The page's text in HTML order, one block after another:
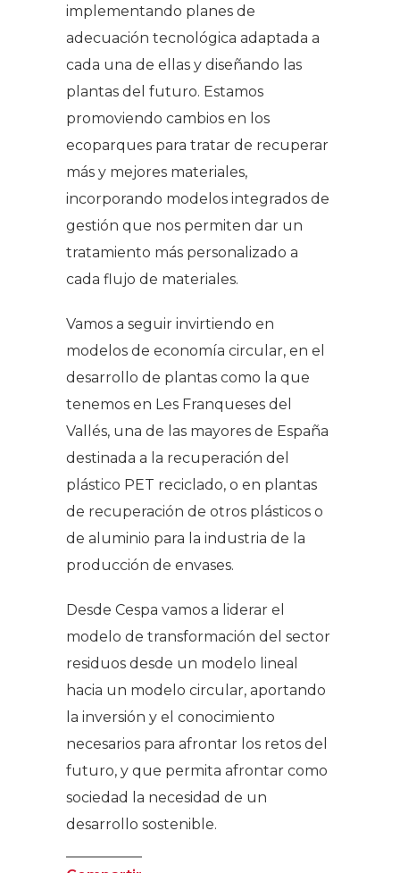
implementando planes de
adecuación tecnológica adaptada a
cada una de ellas y diseñando las
plantas del futuro. Estamos
promoviendo cambios en los
ecoparques para tratar de recuperar
más y mejores materiales,
incorporando modelos integrados de
gestión que nos permiten dar un
tratamiento más personalizado a
cada flujo de materiales.
Vamos a seguir invirtiendo en
modelos de economía circular, en el
desarrollo de plantas como la que
tenemos en Les Franqueses del
Vallés, una de las mayores de España
destinada a la recuperación del
plástico PET reciclado, o en plantas
de recuperación de otros plásticos o
de aluminio para la industria de la
producción de envases.
Desde Cespa vamos a liderar el
modelo de transformación del sector
residuos desde un modelo lineal
hacia un modelo circular, aportando
la inversión y el conocimiento
necesarios para afrontar los retos del
futuro, y que permita afrontar como
sociedad la necesidad de un
desarrollo sostenible.